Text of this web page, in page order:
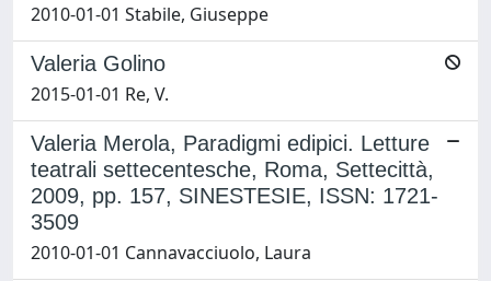
2010-01-01 Stabile, Giuseppe
Valeria Golino
2015-01-01 Re, V.
Valeria Merola, Paradigmi edipici. Letture
teatrali settecentesche, Roma, Settecittà,
2009, pp. 157, SINESTESIE, ISSN: 1721-
3509
2010-01-01 Cannavacciuolo, Laura